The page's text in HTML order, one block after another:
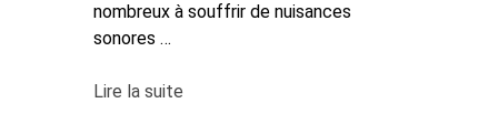
nombreux à souffrir de nuisances
sonores …
Lire la suite